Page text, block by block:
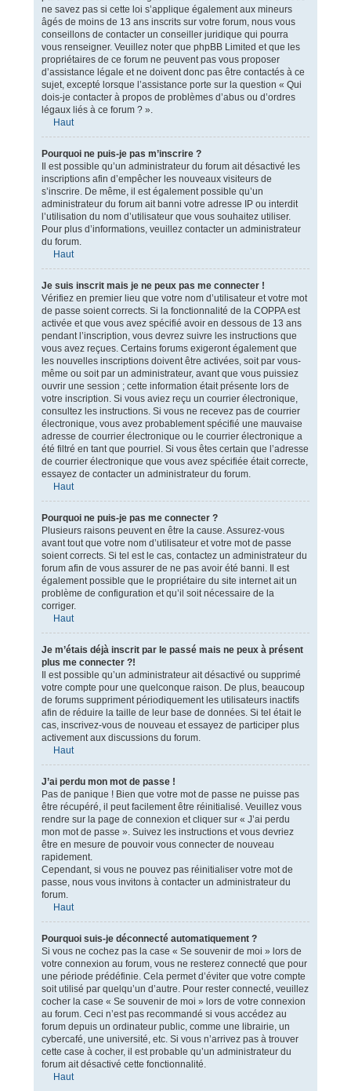
ne savez pas si cette loi s’applique également aux mineurs
âgés de moins de 13 ans inscrits sur votre forum, nous vous
conseillons de contacter un conseiller juridique qui pourra
vous renseigner. Veuillez noter que phpBB Limited et que les
propriétaires de ce forum ne peuvent pas vous proposer
d’assistance légale et ne doivent donc pas être contactés à ce
sujet, excepté lorsque l’assistance porte sur la question « Qui
dois-je contacter à propos de problèmes d’abus ou d’ordres
légaux liés à ce forum ? ».
Haut
Pourquoi ne puis-je pas m’inscrire ?
Il est possible qu’un administrateur du forum ait désactivé les
inscriptions afin d’empêcher les nouveaux visiteurs de
s’inscrire. De même, il est également possible qu’un
administrateur du forum ait banni votre adresse IP ou interdit
l’utilisation du nom d’utilisateur que vous souhaitez utiliser.
Pour plus d’informations, veuillez contacter un administrateur
du forum.
Haut
Je suis inscrit mais je ne peux pas me connecter !
Vérifiez en premier lieu que votre nom d’utilisateur et votre mot
de passe soient corrects. Si la fonctionnalité de la COPPA est
activée et que vous avez spécifié avoir en dessous de 13 ans
pendant l’inscription, vous devrez suivre les instructions que
vous avez reçues. Certains forums exigeront également que
les nouvelles inscriptions doivent être activées, soit par vous-
même ou soit par un administrateur, avant que vous puissiez
ouvrir une session ; cette information était présente lors de
votre inscription. Si vous aviez reçu un courrier électronique,
consultez les instructions. Si vous ne recevez pas de courrier
électronique, vous avez probablement spécifié une mauvaise
adresse de courrier électronique ou le courrier électronique a
été filtré en tant que pourriel. Si vous êtes certain que l’adresse
de courrier électronique que vous avez spécifiée était correcte,
essayez de contacter un administrateur du forum.
Haut
Pourquoi ne puis-je pas me connecter ?
Plusieurs raisons peuvent en être la cause. Assurez-vous
avant tout que votre nom d’utilisateur et votre mot de passe
soient corrects. Si tel est le cas, contactez un administrateur du
forum afin de vous assurer de ne pas avoir été banni. Il est
également possible que le propriétaire du site internet ait un
problème de configuration et qu’il soit nécessaire de la
corriger.
Haut
Je m’étais déjà inscrit par le passé mais ne peux à présent
plus me connecter ?!
Il est possible qu’un administrateur ait désactivé ou supprimé
votre compte pour une quelconque raison. De plus, beaucoup
de forums suppriment périodiquement les utilisateurs inactifs
afin de réduire la taille de leur base de données. Si tel était le
cas, inscrivez-vous de nouveau et essayez de participer plus
activement aux discussions du forum.
Haut
J’ai perdu mon mot de passe !
Pas de panique ! Bien que votre mot de passe ne puisse pas
être récupéré, il peut facilement être réinitialisé. Veuillez vous
rendre sur la page de connexion et cliquer sur « J’ai perdu
mon mot de passe ». Suivez les instructions et vous devriez
être en mesure de pouvoir vous connecter de nouveau
rapidement.
Cependant, si vous ne pouvez pas réinitialiser votre mot de
passe, nous vous invitons à contacter un administrateur du
forum.
Haut
Pourquoi suis-je déconnecté automatiquement ?
Si vous ne cochez pas la case « Se souvenir de moi » lors de
votre connexion au forum, vous ne resterez connecté que pour
une période prédéfinie. Cela permet d’éviter que votre compte
soit utilisé par quelqu’un d’autre. Pour rester connecté, veuillez
cocher la case « Se souvenir de moi » lors de votre connexion
au forum. Ceci n’est pas recommandé si vous accédez au
forum depuis un ordinateur public, comme une librairie, un
cybercafé, une université, etc. Si vous n’arrivez pas à trouver
cette case à cocher, il est probable qu’un administrateur du
forum ait désactivé cette fonctionnalité.
Haut